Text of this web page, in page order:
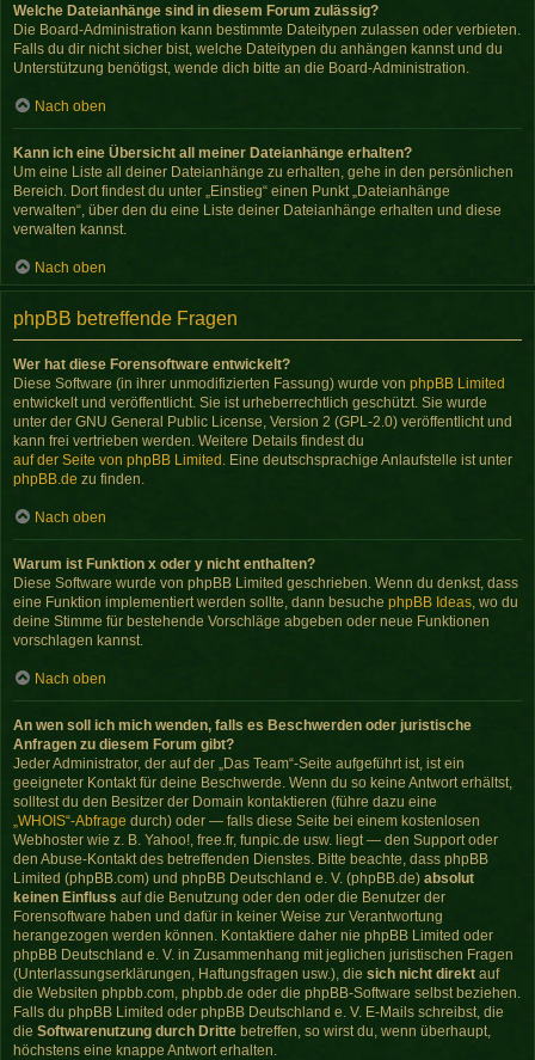
Welche Dateianhänge sind in diesem Forum zulässig?
Die Board-Administration kann bestimmte Dateitypen zulassen oder verbieten.
Falls du dir nicht sicher bist, welche Dateitypen du anhängen kannst und du
Unterstützung benötigst, wende dich bitte an die Board-Administration.
Nach oben
Kann ich eine Übersicht all meiner Dateianhänge erhalten?
Um eine Liste all deiner Dateianhänge zu erhalten, gehe in den persönlichen
Bereich. Dort findest du unter „Einstieg“ einen Punkt „Dateianhänge
verwalten“, über den du eine Liste deiner Dateianhänge erhalten und diese
verwalten kannst.
Nach oben
phpBB betreffende Fragen
Wer hat diese Forensoftware entwickelt?
Diese Software (in ihrer unmodifizierten Fassung) wurde von phpBB Limited
entwickelt und veröffentlicht. Sie ist urheberrechtlich geschützt. Sie wurde
unter der GNU General Public License, Version 2 (GPL-2.0) veröffentlicht und
kann frei vertrieben werden. Weitere Details findest du
auf der Seite von phpBB Limited . Eine deutschsprachige Anlaufstelle ist unter
phpBB.de zu finden.
Nach oben
Warum ist Funktion x oder y nicht enthalten?
Diese Software wurde von phpBB Limited geschrieben. Wenn du denkst, dass
eine Funktion implementiert werden sollte, dann besuche phpBB Ideas , wo du
deine Stimme für bestehende Vorschläge abgeben oder neue Funktionen
vorschlagen kannst.
Nach oben
An wen soll ich mich wenden, falls es Beschwerden oder juristische
Anfragen zu diesem Forum gibt?
Jeder Administrator, der auf der „Das Team“-Seite aufgeführt ist, ist ein
geeigneter Kontakt für deine Beschwerde. Wenn du so keine Antwort erhältst,
solltest du den Besitzer der Domain kontaktieren (führe dazu eine
„WHOIS“-Abfrage durch) oder — falls diese Seite bei einem kostenlosen
Webhoster wie z. B. Yahoo!, free.fr, funpic.de usw. liegt — den Support oder
den Abuse-Kontakt des betreffenden Dienstes. Bitte beachte, dass phpBB
Limited (phpBB.com) und phpBB Deutschland e. V. (phpBB.de) absolut
keinen Einfluss auf die Benutzung oder den oder die Benutzer der
Forensoftware haben und dafür in keiner Weise zur Verantwortung
herangezogen werden können. Kontaktiere daher nie phpBB Limited oder
phpBB Deutschland e. V. in Zusammenhang mit jeglichen juristischen Fragen
(Unterlassungserklärungen, Haftungsfragen usw.), die sich nicht direkt auf
die Websiten phpbb.com, phpbb.de oder die phpBB-Software selbst beziehen.
Falls du phpBB Limited oder phpBB Deutschland e. V. E-Mails schreibst, die
die Softwarenutzung durch Dritte betreffen, so wirst du, wenn überhaupt,
höchstens eine knappe Antwort erhalten.